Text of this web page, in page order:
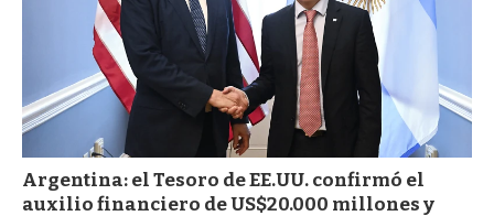
Argentina: el Tesoro de EE.UU. confirmó el
auxilio financiero de US$20.000 millones y